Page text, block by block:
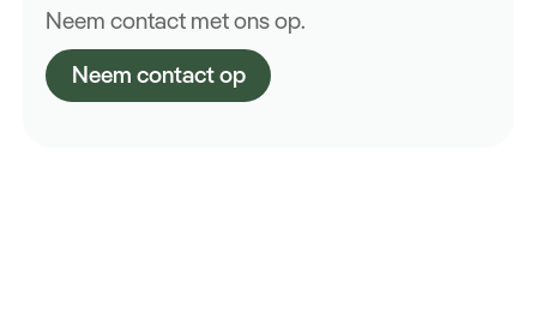
Neem contact met ons op.
Neem contact op